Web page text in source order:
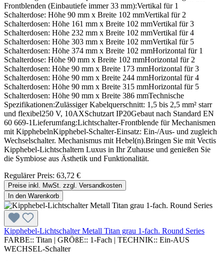
Frontblenden (Einbautiefe immer 33 mm):Vertikal für 1
Schalterdose: Höhe 90 mm x Breite 102 mmVertikal für 2
Schalterdosen: Höhe 161 mm x Breite 102 mmVertikal für 3
Schalterdosen: Höhe 232 mm x Breite 102 mmVertikal für 4
Schalterdosen: Höhe 303 mm x Breite 102 mmVertikal für 5
Schalterdosen: Höhe 374 mm x Breite 102 mmHorizontal für 1
Schalterdose: Höhe 90 mm x Breite 102 mmHorizontal für 2
Schalterdosen: Höhe 90 mm x Breite 173 mmHorizontal für 3
Schalterdosen: Höhe 90 mm x Breite 244 mmHorizontal für 4
Schalterdosen: Höhe 90 mm x Breite 315 mmHorizontal für 5
Schalterdosen: Höhe 90 mm x Breite 386 mmTechnische
Spezifikationen:Zulässiger Kabelquerschnitt: 1,5 bis 2,5 mm² starr
und flexibel250 V, 10AXSchutzart IP20Gebaut nach Standard EN
60 669-1Lieferumfang:Lichtschalter-Frontblende für Mechanismen
mit KipphebelnKipphebel-Schalter-Einsatz: Ein-/Aus- und zugleich
Wechselschalter. Mechanismus mit Hebel(n).Bringen Sie mit Vectis
Kipphebel-Lichtschaltern Luxus in Ihr Zuhause und genießen Sie
die Symbiose aus Ästhetik und Funktionalität.
Regulärer Preis: 63,72 €
Preise inkl. MwSt. zzgl. Versandkosten
In den Warenkorb
Kipphebel-Lichtschalter Metall Titan grau 1-fach. Round Series
FARBE:: Titan | GRÖßE:: 1-Fach | TECHNIK:: Ein-AUS
WECHSEL-Schalter